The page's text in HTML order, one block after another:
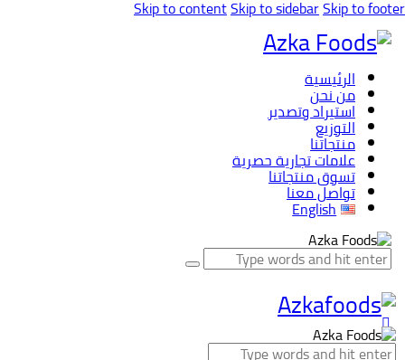
Skip to contentSkip to sidebarSkip to footer
الرئيسية
من نحن
استيراد وتصدير
التوزيع
منتجاتنا
علامات تجارية حصرية
تسوق منتجاتنا
تواصل معنا
English